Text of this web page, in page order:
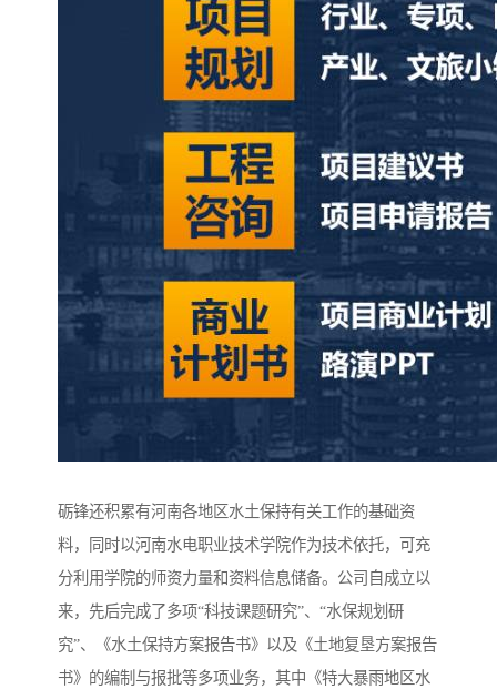
砺锋还积累有河南各地区水土保持有关工作的基础资
料，同时以河南水电职业技术学院作为技术依托，可充
分利用学院的师资力量和资料信息储备。公司自成立以
来，先后完成了多项“科技课题研究”、“水保规划研
究”、《水土保持方案报告书》以及《土地复垦方案报告
书》的编制与报批等多项业务，其中《特大暴雨地区水